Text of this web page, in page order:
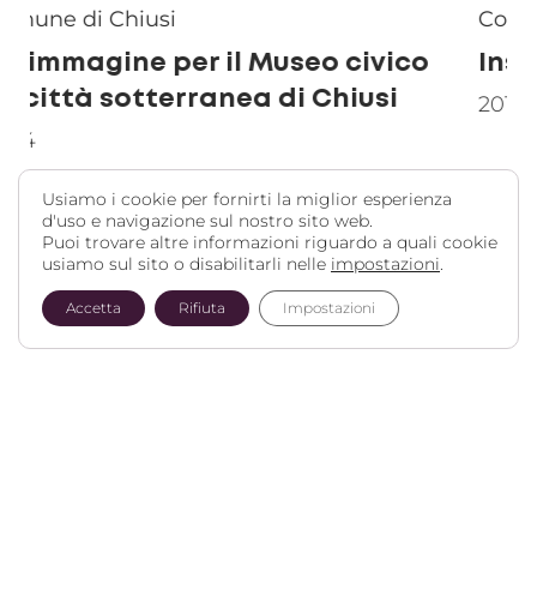
Comune di Vicchio
Insolito Museo
2017
SCOPRI
Usiamo i cookie per fornirti la miglior esperienza
d'uso e navigazione sul nostro sito web.
Puoi trovare altre informazioni riguardo a quali cookie
usiamo sul sito o disabilitarli nelle impostazioni.
Accetta Rifiuta Impostazioni